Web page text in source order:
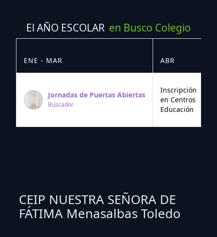
El AÑO ESCOLAR en Busco Colegio
ENE - MAR ABR
Jornadas de Puertas Abiertas
Buscador
Inscripción
en Centros
Educación
CEIP NUESTRA SEÑORA DE
FÁTIMA Menasalbas Toledo